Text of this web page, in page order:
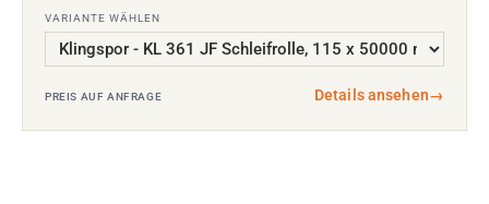
VARIANTE WÄHLEN
PREIS AUF ANFRAGE Details ansehen→